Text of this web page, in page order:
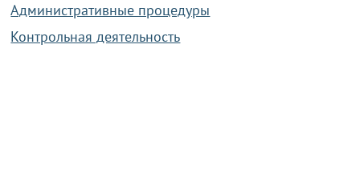
Административные процедуры
Контрольная деятельность